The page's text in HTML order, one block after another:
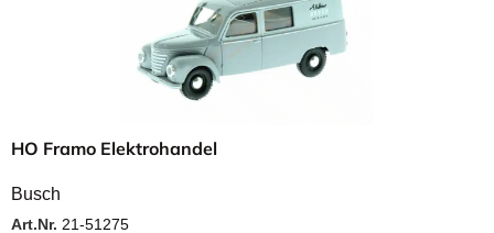
HO Framo Elektrohandel
Busch
Art.Nr. 21-51275